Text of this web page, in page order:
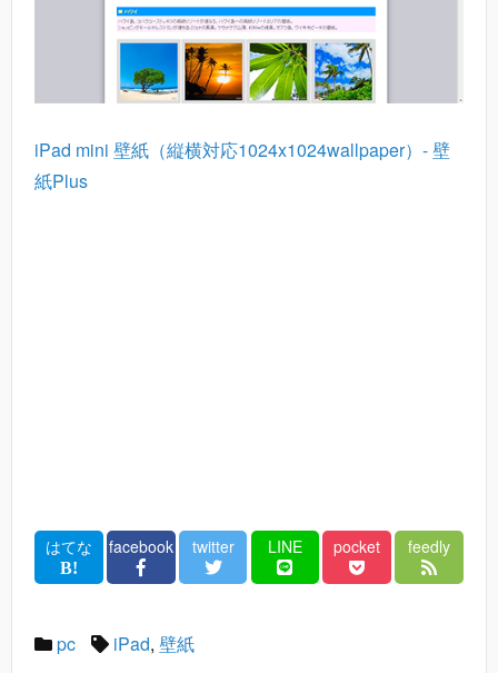
iPad mini 壁紙（縦横対応1024x1024wallpaper）- 壁
紙Plus
はてな facebook twitter LINE pocket feedly
pc iPad, 壁紙